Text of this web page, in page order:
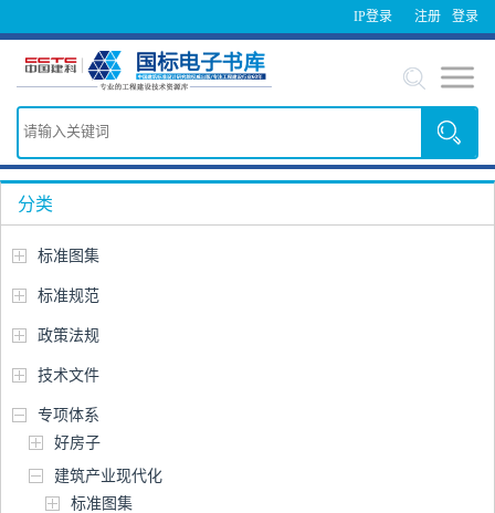
IP登录 登录
注册
分类
标准图集
标准规范
政策法规
技术文件
专项体系
好房子
建筑产业现代化
标准图集